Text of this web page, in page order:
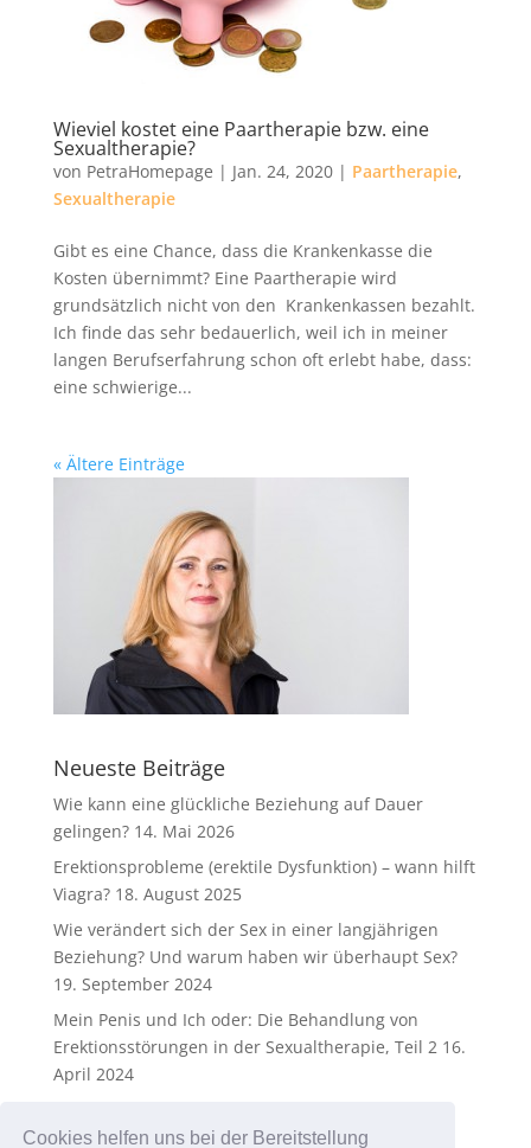
Cookies helfen uns bei der Bereitstellung
Wieviel kostet eine Paartherapie bzw. eine
Sexualtherapie?
von PetraHomepage | Jan. 24, 2020| Paartherapie,
Sexualtherapie
Gibt es eine Chance, dass die Krankenkasse die
Kosten übernimmt? Eine Paartherapie wird
grundsätzlich nicht von den Krankenkassen bezahlt.
Ich finde das sehr bedauerlich, weil ich in meiner
langen Berufserfahrung schon oft erlebt habe, dass:
eine schwierige...
« Ältere Einträge
Neueste Beiträge
Wie kann eine glückliche Beziehung auf Dauer
gelingen? 14. Mai 2026
Erektionsprobleme (erektile Dysfunktion) – wann hilft
Viagra? 18. August 2025
Wie verändert sich der Sex in einer langjährigen
Beziehung? Und warum haben wir überhaupt Sex?
19. September 2024
Mein Penis und Ich oder: Die Behandlung von
Erektionsstörungen in der Sexualtherapie, Teil 2 16.
April 2024
Erektionsstörungen in der Sexualtherapie